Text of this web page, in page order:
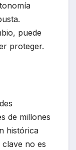
puede
proteger.
de millones
histórica
no es